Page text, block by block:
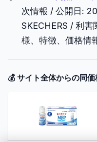
次情報 / 公開日:
SKECHERS / 利
様、特徴、価格情
💰 サイト全体からの同